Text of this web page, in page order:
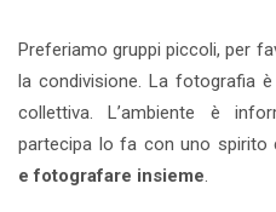
Preferiamo gruppi piccoli, per
la condivisione. La fotografia
collettiva. L’ambiente è
partecipa lo fa con uno spirito
e fotografare insieme.